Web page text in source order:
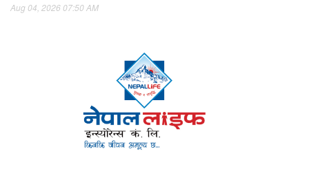
Aug 04, 2026 07:50 AM